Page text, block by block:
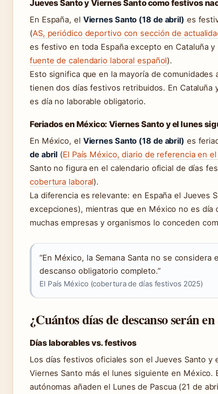
Jueves Santo y Viernes Santo como festivos
En España, el Viernes Santo (18 de abril) es
(AS, periódico deportivo con sección de
es festivo en toda España excepto en Cataluña y
fuente de calendario laboral español).
Esto significa que en la mayoría de comunidades
tienen dos días festivos retribuidos. En Cataluña
es día no laborable obligatorio.
Feriados en México: Viernes Santo y el lunes
En México, el Viernes Santo (18 de abril) es
de abril (El País México, diario de referencia en
Santo no figura en el calendario oficial de días
cobertura laboral).
La diferencia es relevante: en España el Jueves
excepciones), mientras que en México no es día
muchas empresas y organismos lo conceden
“En México, la Semana Santa no se considera
descanso obligatorio completo.”
El País México (cobertura de días festivos 2025)
¿Cuántos días de descanso serán
Días laborables vs. festivos
Los días festivos oficiales son el Jueves Santo y
Viernes Santo más el lunes siguiente en México.
autónomas añaden el Lunes de Pascua (21 de